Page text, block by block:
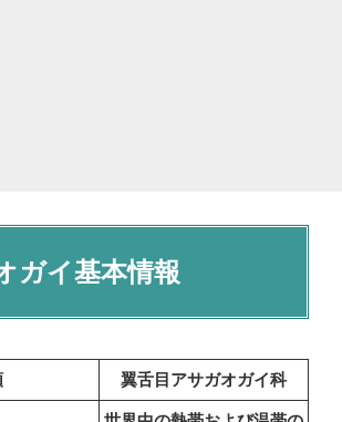
ガイ基本情報
翼舌目アサガオガイ科